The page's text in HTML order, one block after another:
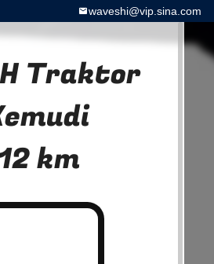
waveshi@vip.sina.com
Traktor
km